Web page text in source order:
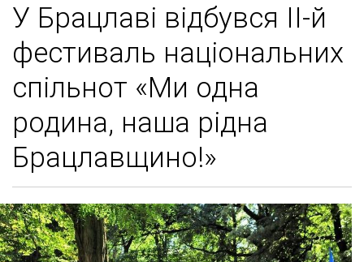
У Брацлаві відбувся ІІ-й
фестиваль національних
спільнот «Ми одна
родина, наша рідна
Брацлавщино!»